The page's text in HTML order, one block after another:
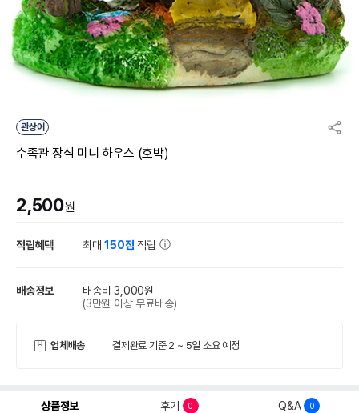
관상어
수족관 장식 미니 하우스 (호박)
2,500원
적립혜택 최대150점 적립
배송정보
배송비 3,000원
(3만원 이상 무료배송)
업체배송 결제완료 기준 2 ~ 5일 소요 예정
상품정보 후기 0 Q&A 0